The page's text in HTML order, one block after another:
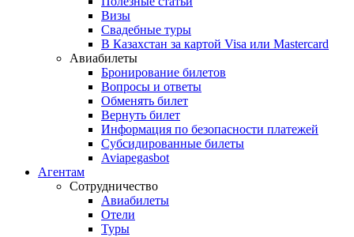
Визы
Свадебные туры
В Казахстан за картой Visa или Masterсard
Авиабилеты
Бронирование билетов
Вопросы и ответы
Обменять билет
Вернуть билет
Информация по безопасности платежей
Субсидированные билеты
Aviapegasbot
Агентам
Сотрудничество
Авиабилеты
Отели
Туры